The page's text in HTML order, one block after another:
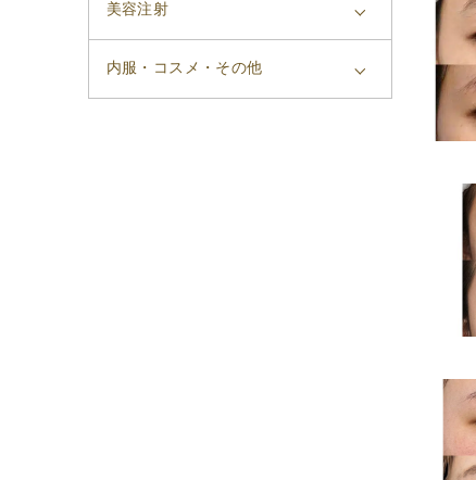
美容注射
内服・コスメ・その他